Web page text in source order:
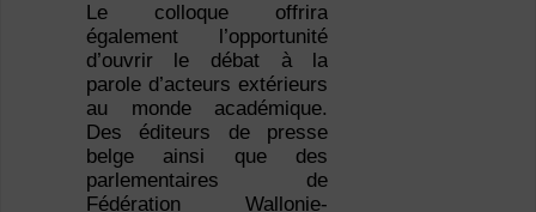
Le colloque offrira
également l’opportunité
d’ouvrir le débat à la
parole d’acteurs extérieurs
au monde académique.
Des éditeurs de presse
belge ainsi que des
parlementaires de
Fédération Wallonie-